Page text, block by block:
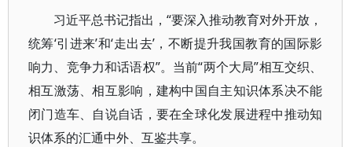
习近平总书记指出，“要深入推动教育对外开放，
统筹‘引进来’和‘走出去’，不断提升我国教育的国际影
响力、竞争力和话语权”。当前“两个大局”相互交织、
相互激荡、相互影响，建构中国自主知识体系决不能
闭门造车、自说自话，要在全球化发展进程中推动知
识体系的汇通中外、互鉴共享。